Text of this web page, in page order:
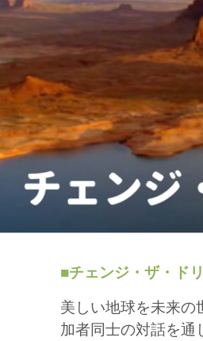
■チェンジ・ザ・ド
美しい地球を未来の
加者同士の対話を通